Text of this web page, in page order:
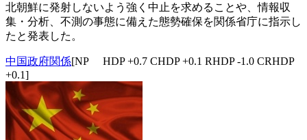
北朝鮮に発射しないよう強く中止を求めることや、情報収
集・分析、不測の事態に備えた態勢確保を関係省庁に指示し
たと発表した。
中国政府関係[NP HDP +0.7 CHDP +0.1 RHDP -1.0 CRHDP
+0.1]